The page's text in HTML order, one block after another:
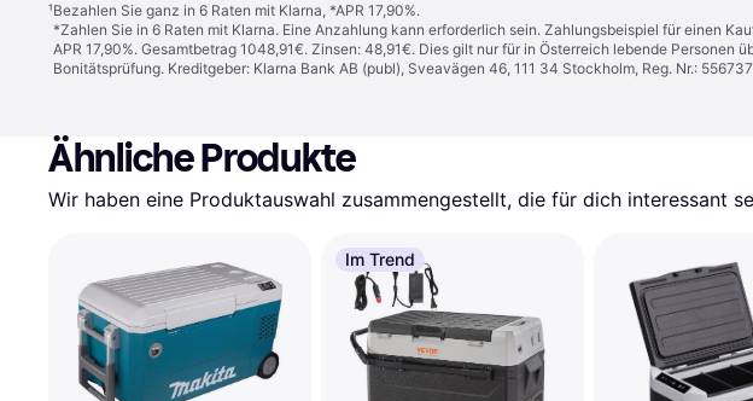
¹Bezahlen Sie ganz in 6 Raten mit Klarna, *APR 17,90%.
*Zahlen Sie in 6 Raten mit Klarna. Eine Anzahlung kann erforderlich sein. Zahlungsbeispiel für einen
APR 17,90%. Gesamtbetrag 1048,91€. Zinsen: 48,91€. Dies gilt nur für in Österreich lebende
Bonitätsprüfung. Kreditgeber: Klarna Bank AB (publ), Sveavägen 46, 111 34 Stockholm, Reg. Nr.:
Ähnliche Produkte
Wir haben eine Produktauswahl zusammengestellt, die für dich interessant
Im Trend